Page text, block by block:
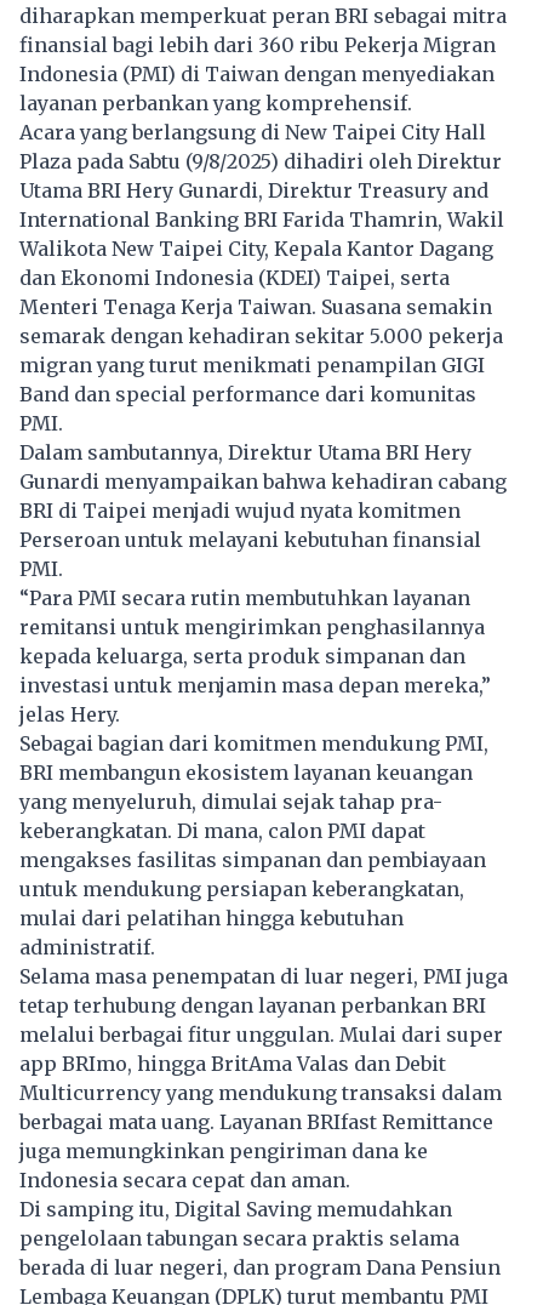
diharapkan memperkuat peran BRI sebagai mitra
finansial bagi lebih dari 360 ribu Pekerja Migran
Indonesia (PMI) di Taiwan dengan menyediakan
layanan perbankan yang komprehensif.
Acara yang berlangsung di New Taipei City Hall
Plaza pada Sabtu (9/8/2025) dihadiri oleh Direktur
Utama BRI Hery Gunardi, Direktur Treasury and
International Banking BRI Farida Thamrin, Wakil
Walikota New Taipei City, Kepala Kantor Dagang
dan Ekonomi Indonesia (KDEI) Taipei, serta
Menteri Tenaga Kerja Taiwan. Suasana semakin
semarak dengan kehadiran sekitar 5.000 pekerja
migran yang turut menikmati penampilan GIGI
Band dan special performance dari komunitas
PMI.
Dalam sambutannya, Direktur Utama BRI Hery
Gunardi menyampaikan bahwa kehadiran cabang
BRI di Taipei menjadi wujud nyata komitmen
Perseroan untuk melayani kebutuhan finansial
PMI.
“Para PMI secara rutin membutuhkan layanan
remitansi untuk mengirimkan penghasilannya
kepada keluarga, serta produk simpanan dan
investasi untuk menjamin masa depan mereka,”
jelas Hery.
Sebagai bagian dari komitmen mendukung PMI,
BRI membangun ekosistem layanan keuangan
yang menyeluruh, dimulai sejak tahap pra-
keberangkatan. Di mana, calon PMI dapat
mengakses fasilitas simpanan dan pembiayaan
untuk mendukung persiapan keberangkatan,
mulai dari pelatihan hingga kebutuhan
administratif.
Selama masa penempatan di luar negeri, PMI juga
tetap terhubung dengan layanan perbankan BRI
melalui berbagai fitur unggulan. Mulai dari super
app BRImo, hingga BritAma Valas dan Debit
Multicurrency yang mendukung transaksi dalam
berbagai mata uang. Layanan BRIfast Remittance
juga memungkinkan pengiriman dana ke
Indonesia secara cepat dan aman.
Di samping itu, Digital Saving memudahkan
pengelolaan tabungan secara praktis selama
berada di luar negeri, dan program Dana Pensiun
Lembaga Keuangan (DPLK) turut membantu PMI